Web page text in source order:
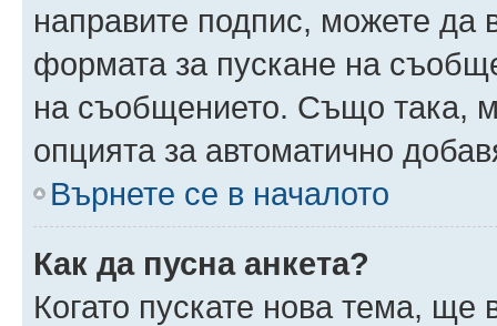
направите подпис, можете да
формата за пускане на
на съобщението. Също така,
опцията за автоматично
Върнете се в началото
Как да пусна анкета?
Когато пускате нова тема,